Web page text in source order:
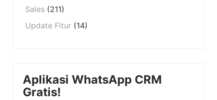
Sales (211)
Update Fitur (14)
Aplikasi WhatsApp CRM
Gratis!